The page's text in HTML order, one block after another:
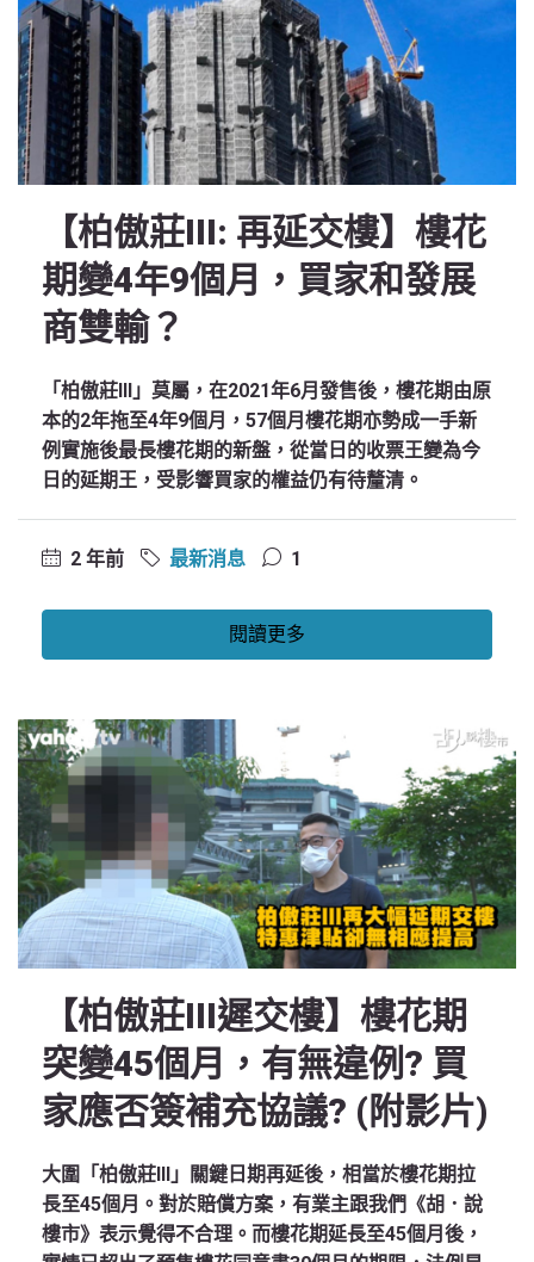
【柏傲莊III: 再延交樓】樓花
期變4年9個月，買家和發展
商雙輸？
「柏傲莊III」莫屬，在2021年6月發售後，樓花期由原
本的2年拖至4年9個月，57個月樓花期亦勢成一手新
例實施後最長樓花期的新盤，從當日的收票王變為今
日的延期王，受影響買家的權益仍有待釐清。
2 年前 最新消息 1
閱讀更多
【柏傲莊III遲交樓】樓花期
突變45個月，有無違例? 買
家應否簽補充協議? (附影片)
大圍「柏傲莊III」關鍵日期再延後，相當於樓花期拉
長至45個月。對於賠償方案，有業主跟我們《胡．說
樓市》表示覺得不合理。而樓花期延長至45個月後，